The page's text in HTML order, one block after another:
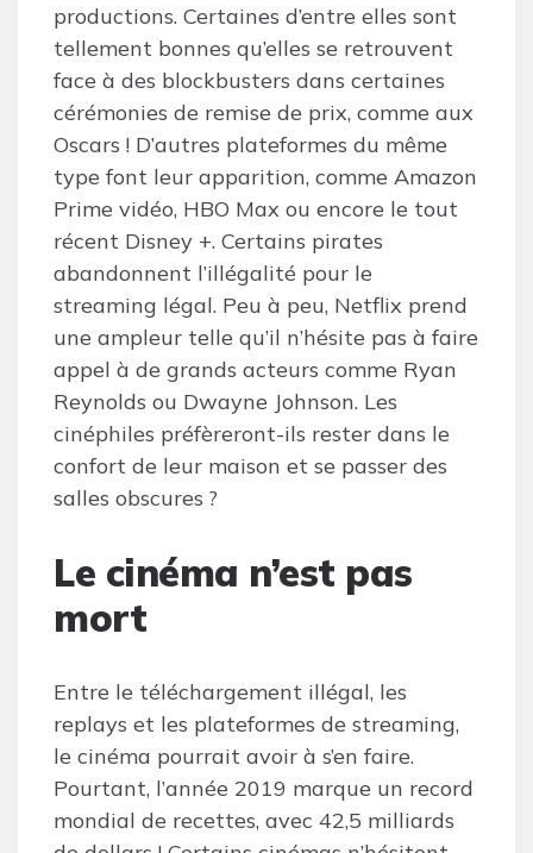
productions. Certaines d’entre elles sont
tellement bonnes qu’elles se retrouvent
face à des blockbusters dans certaines
cérémonies de remise de prix, comme aux
Oscars ! D’autres plateformes du même
type font leur apparition, comme Amazon
Prime vidéo, HBO Max ou encore le tout
récent Disney +. Certains pirates
abandonnent l’illégalité pour le
streaming légal. Peu à peu, Netflix prend
une ampleur telle qu’il n’hésite pas à faire
appel à de grands acteurs comme Ryan
Reynolds ou Dwayne Johnson. Les
cinéphiles préfèreront-ils rester dans le
confort de leur maison et se passer des
salles obscures ?
Le cinéma n’est pas
mort
Entre le téléchargement illégal, les
replays et les plateformes de streaming,
le cinéma pourrait avoir à s’en faire.
Pourtant, l’année 2019 marque un record
mondial de recettes, avec 42,5 milliards